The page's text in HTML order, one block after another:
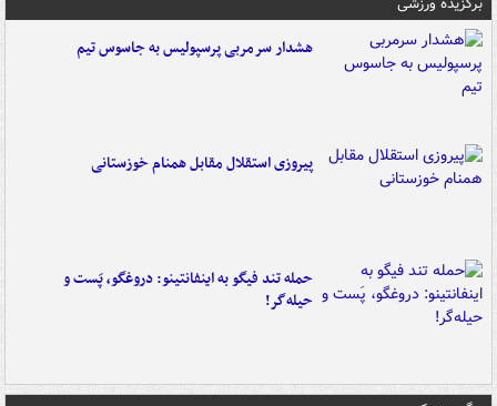
هشدار سرمربی پرسپولیس به جاسوس تیم
پیروزی استقلال مقابل همنام خوزستانی
حمله تند فیگو به اینفانتینو: دروغگو، پَست‌ و
حیله‌گر!